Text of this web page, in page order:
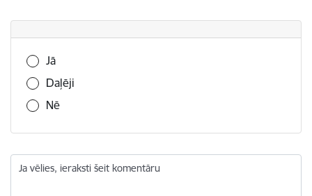
Vai šī informācija bija noderīga?
Jā
Daļēji
Nē
Ja vēlies, ieraksti šeit komentāru